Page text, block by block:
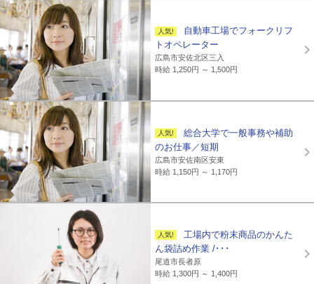
自動車工場でフォークリフ
トオペレーター
広島市安佐北区三入
時給 1,250円 ～ 1,500円
総合大学で一般事務や補助
のお仕事／短期
広島市安佐南区安東
時給 1,150円 ～ 1,170円
工場内で粉末商品のかんた
ん袋詰め作業 /･･･
尾道市長者原
時給 1,300円 ～ 1,400円